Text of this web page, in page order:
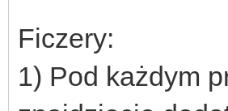
Ficzery:
1) Pod każdym